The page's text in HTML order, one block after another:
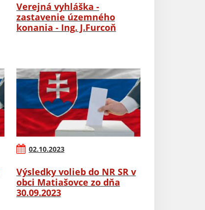
Verejná vyhláška -
zastavenie územného
konania - Ing. J.Furcoň
02.10.2023
Výsledky volieb do NR SR v
obci Matiašovce zo dňa
30.09.2023